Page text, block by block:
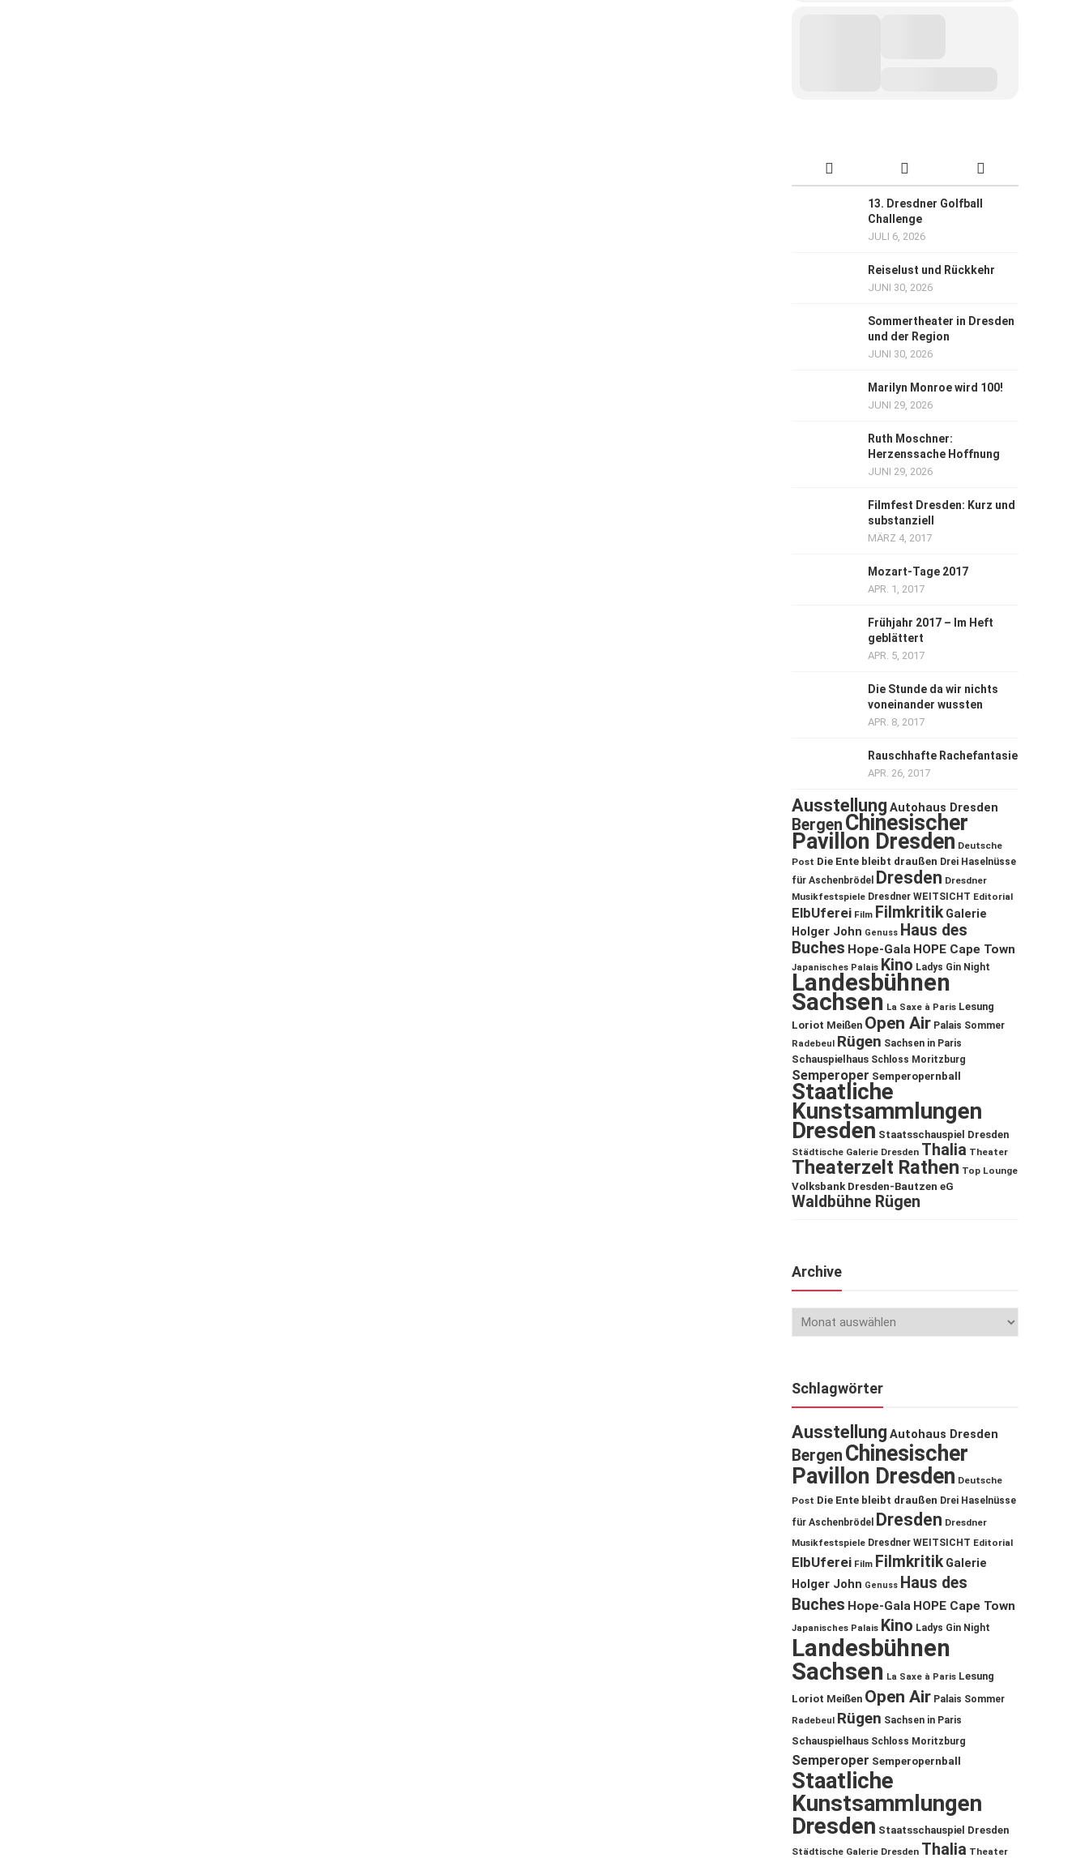
13. Dresdner Golfball
Challenge
JULI 6, 2026
Reiselust und Rückkehr
JUNI 30, 2026
Sommertheater in Dresden
und der Region
JUNI 30, 2026
Marilyn Monroe wird 100!
JUNI 29, 2026
Ruth Moschner:
Herzenssache Hoffnung
JUNI 29, 2026
Filmfest Dresden: Kurz und
substanziell
MÄRZ 4, 2017
Mozart-Tage 2017
APR. 1, 2017
Frühjahr 2017 – Im Heft
geblättert
APR. 5, 2017
Die Stunde da wir nichts
voneinander wussten
APR. 8, 2017
Rauschhafte Rachefantasie
APR. 26, 2017
Ausstellung Autohaus Dresden
Bergen Chinesischer
Pavillon Dresden Deutsche
Post Die Ente bleibt draußen Drei Haselnüsse
für Aschenbrödel
Dresden Dresdner
Musikfestspiele Dresdner WEITSICHT Editorial
ElbUferei Film Filmkritik Galerie
Holger John Genuss Haus des
Buches Hope-Gala HOPE Cape Town
Japanisches Palais Kino Ladys Gin Night
Landesbühnen
Sachsen La Saxe à Paris Lesung
Loriot Meißen Open Air Palais Sommer
Radebeul Rügen Sachsen in Paris
Schauspielhaus Schloss Moritzburg
Semperoper Semperopernball
Staatliche
Kunstsammlungen
Dresden Staatsschauspiel Dresden
Städtische Galerie Dresden Thalia Theater
Theaterzelt Rathen Top Lounge
Volksbank Dresden-Bautzen eG
Waldbühne Rügen
Archive
Schlagwörter
Ausstellung Autohaus Dresden
Bergen Chinesischer
Pavillon Dresden Deutsche
Post Die Ente bleibt draußen Drei Haselnüsse
für Aschenbrödel
Dresden Dresdner
Musikfestspiele Dresdner WEITSICHT Editorial
ElbUferei Film Filmkritik Galerie
Holger John Genuss Haus des
Buches Hope-Gala HOPE Cape Town
Japanisches Palais Kino Ladys Gin Night
Landesbühnen
Sachsen La Saxe à Paris Lesung
Loriot Meißen Open Air Palais Sommer
Radebeul Rügen Sachsen in Paris
Schauspielhaus Schloss Moritzburg
Semperoper Semperopernball
Staatliche
Kunstsammlungen
Dresden Staatsschauspiel Dresden
Städtische Galerie Dresden Thalia Theater